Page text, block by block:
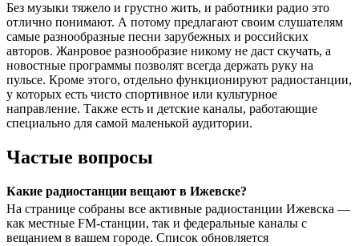
Без музыки тяжело и грустно жить, и работники радио это
отлично понимают. А потому предлагают своим слушателям
самые разнообразные песни зарубежных и российских
авторов. Жанровое разнообразие никому не даст скучать, а
новостные программы позволят всегда держать руку на
пульсе. Кроме этого, отдельно функционируют радиостанции,
у которых есть чисто спортивное или культурное
направление. Также есть и детские каналы, работающие
специально для самой маленькой аудитории.
Частые вопросы
Какие радиостанции вещают в Ижевске?
На странице собраны все активные радиостанции Ижевска —
как местные FM-станции, так и федеральные каналы с
вещанием в вашем городе. Список обновляется